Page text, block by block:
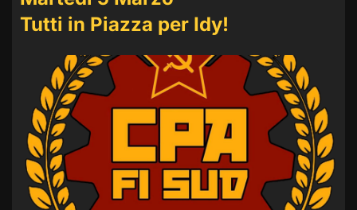
Tutti in Piazza per Idy!